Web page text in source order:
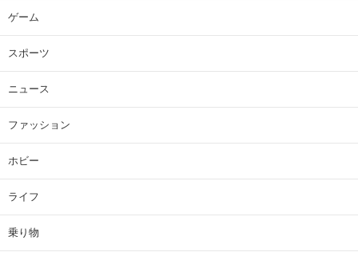
ゲーム
スポーツ
ニュース
ファッション
ホビー
ライフ
乗り物